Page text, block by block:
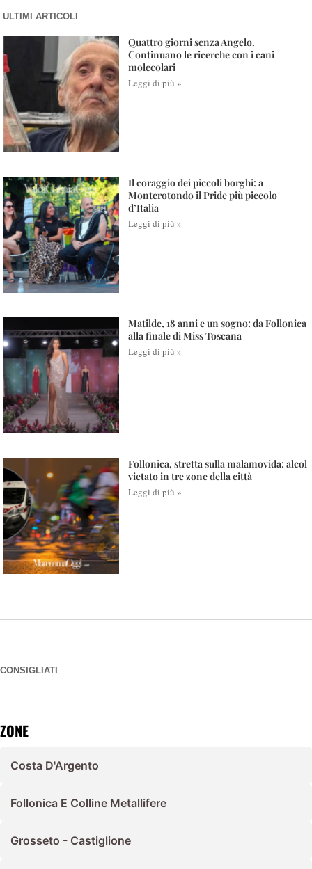
ULTIMI ARTICOLI
Quattro giorni senza Angelo.
Continuano le ricerche con i cani
molecolari
Leggi di più »
Il coraggio dei piccoli borghi: a
Monterotondo il Pride più piccolo
d’Italia
Leggi di più »
Matilde, 18 anni e un sogno: da Follonica
alla finale di Miss Toscana
Leggi di più »
Follonica, stretta sulla malamovida: alcol
vietato in tre zone della città
Leggi di più »
CONSIGLIATI
ZONE
Costa D'Argento
Follonica E Colline Metallifere
Grosseto - Castiglione